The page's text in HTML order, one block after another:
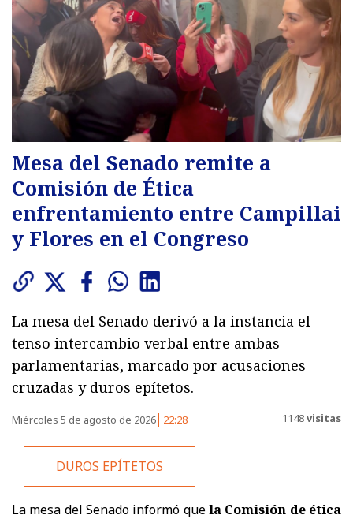
Mesa del Senado remite a
Comisión de Ética
enfrentamiento entre Campillai
y Flores en el Congreso
La mesa del Senado derivó a la instancia el
tenso intercambio verbal entre ambas
parlamentarias, marcado por acusaciones
cruzadas y duros epítetos.
Miércoles 5 de agosto de 2026 22:28 1148visitas
DUROS EPÍTETOS
La mesa del Senado informó quela Comisión de ética